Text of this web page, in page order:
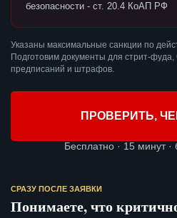
безопасности - ст. 20.4 КоАП РФ
Указаны максимальные санкции по
Подготовим документы для стрит-
предписаний и штрафов.
ПРОВЕРИТЬ,
Бесплатно · 15 минут ·
СРАЗУ ПОСЛЕ ЗАЯВКИ
Понимаете, что